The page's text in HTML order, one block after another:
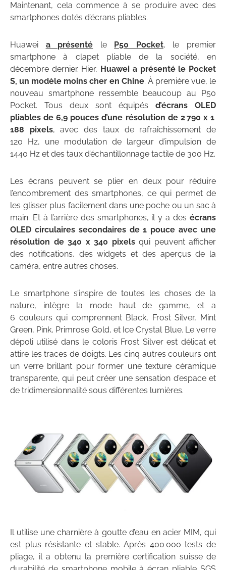
Maintenant, cela commence à se produire avec des
smartphones dotés d’écrans pliables.
Huawei a présenté le P50 Pocket, le premier
smartphone à clapet pliable de la société, en
décembre dernier. Hier, Huawei a présenté le Pocket
S, un modèle moins cher en Chine. À première vue, le
nouveau smartphone ressemble beaucoup au P50
Pocket. Tous deux sont équipés d’écrans OLED
pliables de 6,9 pouces d’une résolution de 2 790 x 1
188 pixels, avec des taux de rafraîchissement de
120 Hz, une modulation de largeur d’impulsion de
1440 Hz et des taux d’échantillonnage tactile de 300 Hz.
Les écrans peuvent se plier en deux pour réduire
l’encombrement des smartphones, ce qui permet de
les glisser plus facilement dans une poche ou un sac à
main. Et à l’arrière des smartphones, il y a des écrans
OLED circulaires secondaires de 1 pouce avec une
résolution de 340 x 340 pixelsqui peuvent afficher
des notifications, des widgets et des aperçus de la
caméra, entre autres choses.
Le smartphone s’inspire de toutes les choses de la
nature, intègre la mode haut de gamme, et a
6 couleurs qui comprennent Black, Frost Silver, Mint
Green, Pink, Primrose Gold, et Ice Crystal Blue. Le verre
dépoli utilisé dans le coloris Frost Silver est délicat et
attire les traces de doigts. Les cinq autres couleurs ont
un verre brillant pour former une texture céramique
transparente, qui peut créer une sensation d’espace et
de tridimensionnalité sous différentes lumières.
Il utilise une charnière à goutte d’eau en acier MIM, qui
est plus résistante et stable. Après 400 000 tests de
pliage, il a obtenu la première certification suisse de